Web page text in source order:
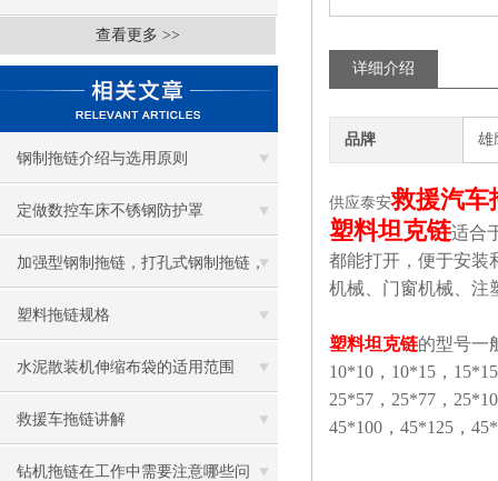
查看更多 >>
钢制拖链介绍与选用原则
定做数控车床不锈钢防护罩
加强型钢制拖链，打孔式钢制拖链，
桥式钢制拖链
塑料拖链规格
水泥散装机伸缩布袋的适用范围
救援车拖链讲解
钻机拖链在工作中需要注意哪些问
详细介绍
品牌 雄
供应泰安救援汽车
塑料坦克链适合
都能打开，便于安装
机械、门窗机械、注
塑料坦克链的型号一
10*10，10*15，
25*57，25*77，
45*100，45*125，